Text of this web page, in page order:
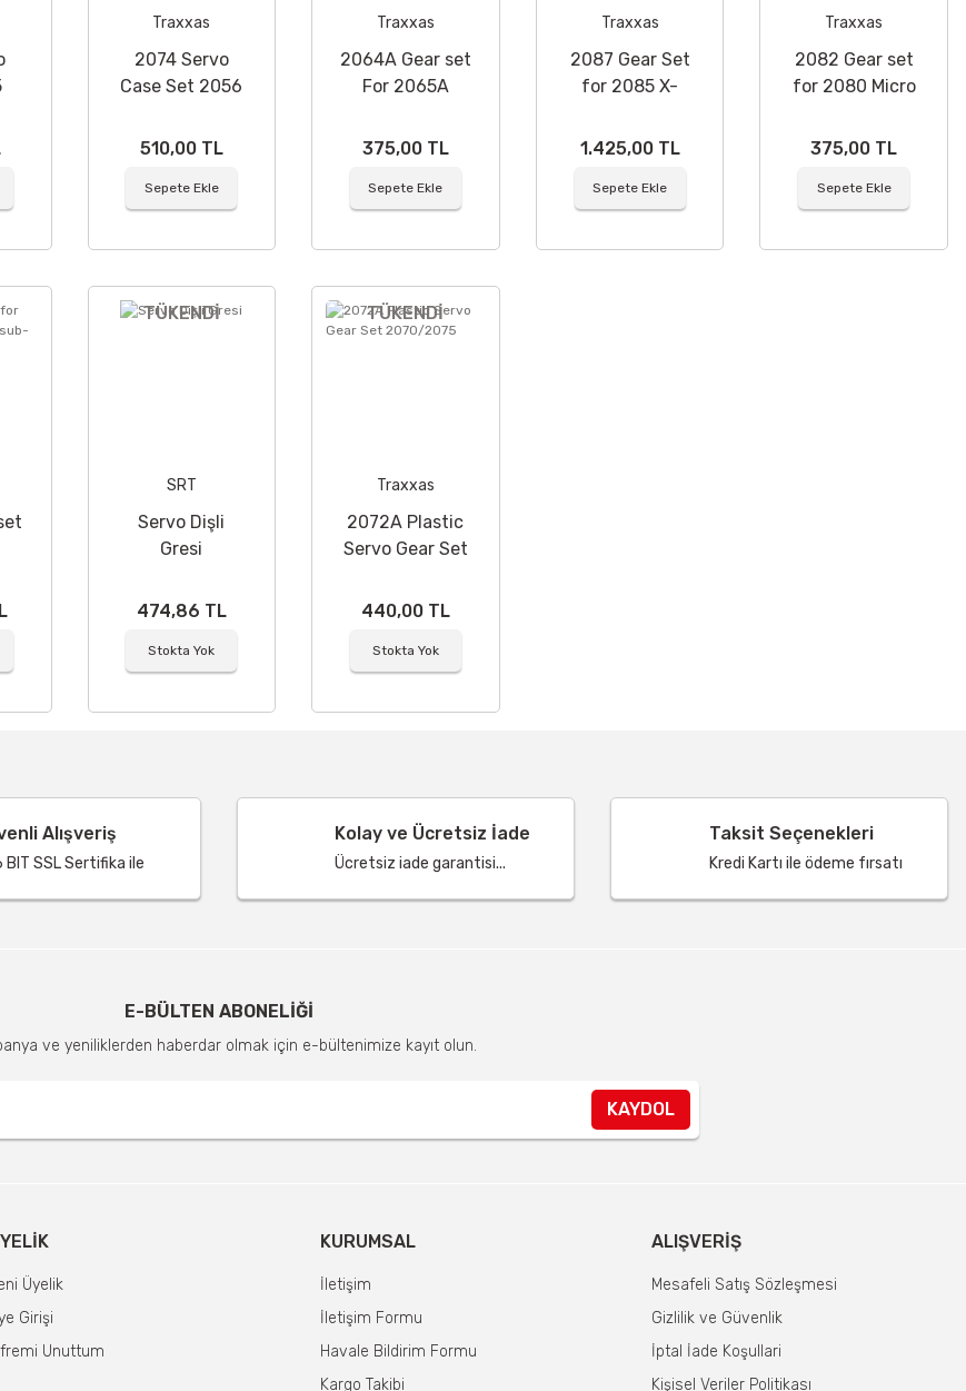
Traxxas
2074 Servo
Case Set 2056
için
510,00 TL
Sepete Ekle
Traxxas
2064A Gear set
For 2065A
375,00 TL
Sepete Ekle
Traxxas
2087 Gear Set
for 2085 X-
1.425,00 TL
Sepete Ekle
Traxxas
2082 Gear set
for 2080 Micro
375,00 TL
Sepete Ekle
TÜKENDİ
SRT
Servo Dişli
Gresi
474,86 TL
Stokta Yok
TÜKENDİ
Traxxas
2072A Plastic
Servo Gear Set
440,00 TL
Stokta Yok
Alışveriş
BIT SSL Sertifika ile
Kolay ve Ücretsiz İade
Ücretsiz iade garantisi...
Taksit Seçenekleri
Kredi Kartı ile ödeme fırsatı
E-BÜLTEN ABONELİĞİ
ve yeniliklerden haberdar olmak için e-bültenimize kayıt olun.
KAYDOL
Üyelik
Girişi
Unuttum
KURUMSAL
İletişim
İletişim Formu
Havale Bildirim Formu
Kargo Takibi
ALIŞVERIŞ
Mesafeli Satış Sözleşmesi
Gizlilik ve Güvenlik
İptal İade Koşullari
Kişisel Veriler Politikası